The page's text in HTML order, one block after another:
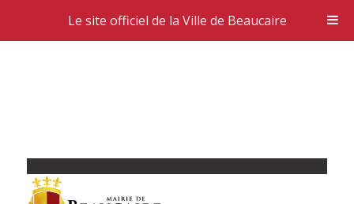
Le site officiel de la Ville de Beaucaire